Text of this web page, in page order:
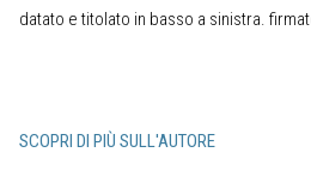
datato e titolato in basso a sinistra.
SCOPRI DI PIÙ SULL'AUTORE